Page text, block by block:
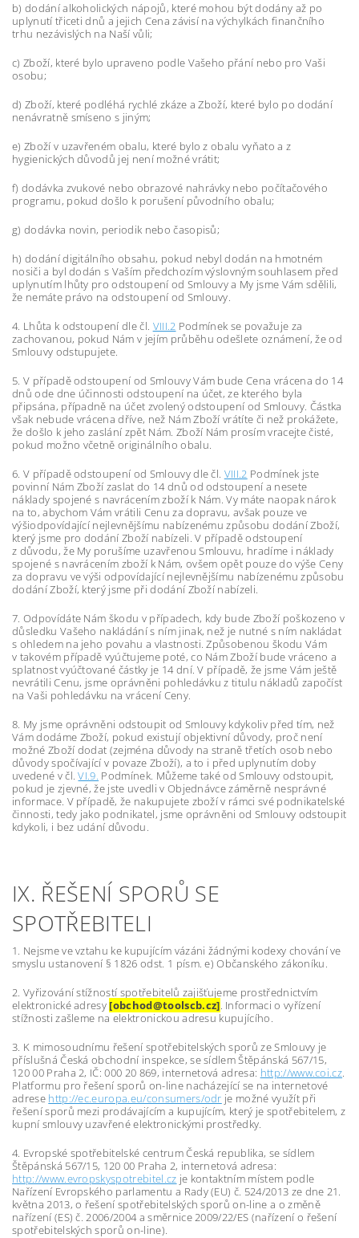
b) dodání alkoholických nápojů, které mohou být dodány až po
uplynutí třiceti dnů a jejich Cena závisí na výchylkách finančního
trhu nezávislých na Naší vůli;
c) Zboží, které bylo upraveno podle Vašeho přání nebo pro Vaši
osobu;
d) Zboží, které podléhá rychlé zkáze a Zboží, které bylo po dodání
nenávratně smíseno s jiným;
e) Zboží v uzavřeném obalu, které bylo z obalu vyňato a z
hygienických důvodů jej není možné vrátit;
f) dodávka zvukové nebo obrazové nahrávky nebo počítačového
programu, pokud došlo k porušení původního obalu;
g) dodávka novin, periodik nebo časopisů;
h) dodání digitálního obsahu, pokud nebyl dodán na hmotném
nosiči a byl dodán s Vaším předchozím výslovným souhlasem před
uplynutím lhůty pro odstoupení od Smlouvy a My jsme Vám sdělili,
že nemáte právo na odstoupení od Smlouvy.
4. Lhůta k odstoupení dle čl. VIII.2 Podmínek se považuje za
zachovanou, pokud Nám v jejím průběhu odešlete oznámení, že od
Smlouvy odstupujete.
5. V případě odstoupení od Smlouvy Vám bude Cena vrácena do 14
dnů ode dne účinnosti odstoupení na účet, ze kterého byla
připsána, případně na účet zvolený odstoupení od Smlouvy. Částka
však nebude vrácena dříve, než Nám Zboží vrátíte či než prokážete,
že došlo k jeho zaslání zpět Nám. Zboží Nám prosím vracejte čisté,
pokud možno včetně originálního obalu.
6. V případě odstoupení od Smlouvy dle čl. VIII.2 Podmínek jste
povinní Nám Zboží zaslat do 14 dnů od odstoupení a nesete
náklady spojené s navrácením zboží k Nám. Vy máte naopak nárok
na to, abychom Vám vrátili Cenu za dopravu, avšak pouze ve
výšiodpovídající nejlevnějšímu nabízenému způsobu dodání Zboží,
který jsme pro dodání Zboží nabízeli. V případě odstoupení
z důvodu, že My porušíme uzavřenou Smlouvu, hradíme i náklady
spojené s navrácením zboží k Nám, ovšem opět pouze do výše Ceny
za dopravu ve výši odpovídající nejlevnějšímu nabízenému způsobu
dodání Zboží, který jsme při dodání Zboží nabízeli.
7. Odpovídáte Nám škodu v případech, kdy bude Zboží poškozeno v
důsledku Vašeho nakládání s ním jinak, než je nutné s ním nakládat
s ohledem na jeho povahu a vlastnosti. Způsobenou škodu Vám
v takovém případě vyúčtujeme poté, co Nám Zboží bude vráceno a
splatnost vyúčtované částky je 14 dní. V případě, že jsme Vám ještě
nevrátili Cenu, jsme oprávněni pohledávku z titulu nákladů započíst
na Vaši pohledávku na vrácení Ceny.
8. My jsme oprávněni odstoupit od Smlouvy kdykoliv před tím, než
Vám dodáme Zboží, pokud existují objektivní důvody, proč není
možné Zboží dodat (zejména důvody na straně třetích osob nebo
důvody spočívající v povaze Zboží), a to i před uplynutím doby
uvedené v čl.VI.9. Podmínek. Můžeme také od Smlouvy odstoupit,
pokud je zjevné, že jste uvedli v Objednávce záměrně nesprávné
informace. V případě, že nakupujete zboží v rámci své podnikatelské
činnosti, tedy jako podnikatel, jsme oprávněni od Smlouvy odstoupit
kdykoli, i bez udání důvodu.
IX. ŘEŠENÍ SPORŮ SE
SPOTŘEBITELI
1. Nejsme ve vztahu ke kupujícím vázáni žádnými kodexy chování ve
smyslu ustanovení § 1826 odst. 1 písm. e) Občanského zákoníku.
2. Vyřizování stížností spotřebitelů zajišťujeme prostřednictvím
elektronické adresy [obchod@toolscb.cz]. Informaci o vyřízení
stížnosti zašleme na elektronickou adresu kupujícího.
3. K mimosoudnímu řešení spotřebitelských sporů ze Smlouvy je
příslušná Česká obchodní inspekce, se sídlem Štěpánská 567/15,
120 00 Praha 2, IČ: 000 20 869, internetová adresa: http://www.coi.cz.
Platformu pro řešení sporů on-line nacházející se na internetové
adrese http://ec.europa.eu/consumers/odr je možné využít při
řešení sporů mezi prodávajícím a kupujícím, který je spotřebitelem, z
kupní smlouvy uzavřené elektronickými prostředky.
4. Evropské spotřebitelské centrum Česká republika, se sídlem
Štěpánská 567/15, 120 00 Praha 2, internetová adresa:
http://www.evropskyspotrebitel.cz je kontaktním místem podle
Nařízení Evropského parlamentu a Rady (EU) č. 524/2013 ze dne 21.
května 2013, o řešení spotřebitelských sporů on-line a o změně
nařízení (ES) č. 2006/2004 a směrnice 2009/22/ES (nařízení o řešení
spotřebitelských sporů on-line).